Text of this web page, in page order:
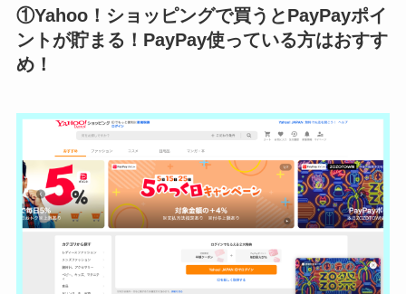
①Yahoo！ショッピングで買うとPayPayポイ
ントが貯まる！PayPay使っている方はおすす
め！